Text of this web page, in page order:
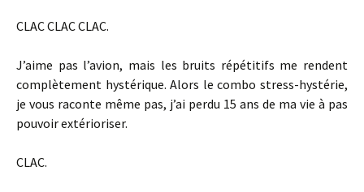
CLAC CLAC CLAC.
J’aime pas l’avion, mais les bruits répétitifs me rendent
complètement hystérique. Alors le combo stress-hystérie,
je vous raconte même pas, j’ai perdu 15 ans de ma vie à pas
pouvoir extérioriser.
CLAC.